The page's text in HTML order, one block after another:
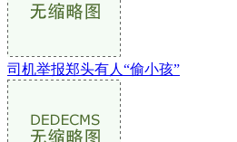
司机举报郑头有人“偷小孩”